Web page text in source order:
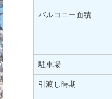
バルコニー面積
駐車場
引渡し時期